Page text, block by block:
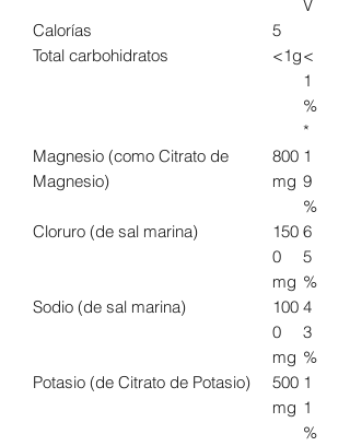
V
Calorías
5
Total carbohidratos
<1g<
1
%
*
Magnesio (como Citrato de
Magnesio)
800
mg
1
9
%
Cloruro (de sal marina)
150
0
mg
6
5
%
Sodio (de sal marina)
100
0
mg
4
3
%
Potasio (de Citrato de Potasio)
500
mg
1
1
%